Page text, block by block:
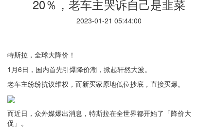
20％，老车主哭诉自己是韭菜
2023-01-21 05:44:00
特斯拉，全球大降价！
1月6日，国内首先引爆降价潮，掀起轩然大波。
老车主纷纷抗议维权，而新买家原地低位抄底，直接买爆。
而近日，众外媒爆出消息，特斯拉在全世界都开始了「降价大
促」。